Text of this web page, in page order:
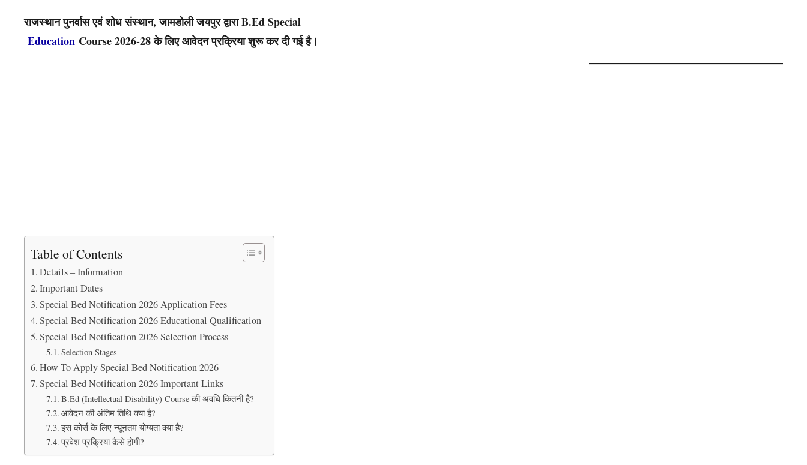
राजस्थान पुनर्वास एवं शोध संस्थान, जामडोली जयपुर द्वारा B.Ed Special
Education Course 2026-28 के लिए आवेदन प्रक्रिया शुरू कर दी गई है।
Table of Contents
Details – Information
Important Dates
Special Bed Notification 2026 Application Fees
Special Bed Notification 2026 Educational Qualification
Special Bed Notification 2026 Selection Process
Selection Stages
How To Apply Special Bed Notification 2026
Special Bed Notification 2026 Important Links
B.Ed (Intellectual Disability) Course की अवधि कितनी है?
आवेदन की अंतिम तिथि क्या है?
इस कोर्स के लिए न्यूनतम योग्यता क्या है?
प्रवेश प्रक्रिया कैसे होगी?